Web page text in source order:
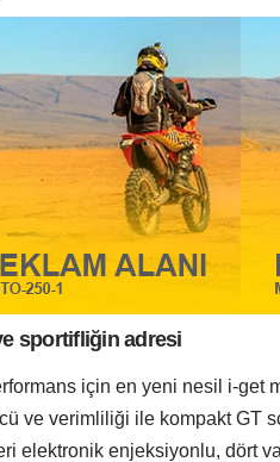
sportifliğin adresi
için en yeni nesil i-get
ve verimliliği ile kompakt GT
elektronik enjeksiyonlu, dört